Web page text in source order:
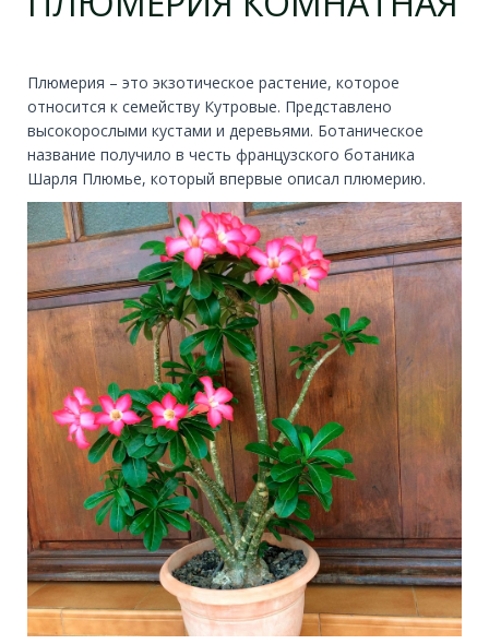
Плюмерия – это экзотическое растение, которое
относится к семейству Кутровые. Представлено
высокорослыми кустами и деревьями. Ботаническое
название получило в честь французского ботаника
Шарля Плюмье, который впервые описал плюмерию.